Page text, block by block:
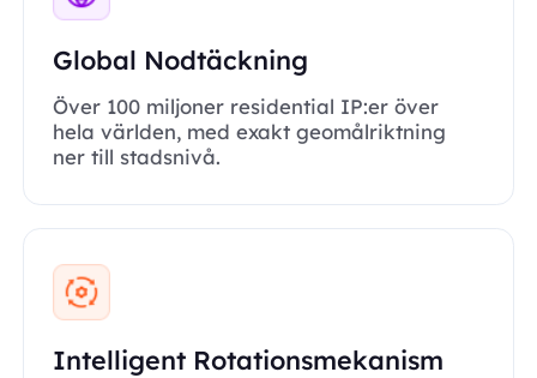
Global Nodtäckning
Över 100 miljoner residential IP:er över
hela världen, med exakt geomålriktning
ner till stadsnivå.
Intelligent Rotationsmekanism